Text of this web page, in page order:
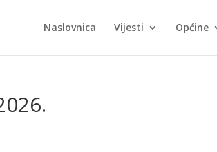
Naslovnica Vijesti Općine